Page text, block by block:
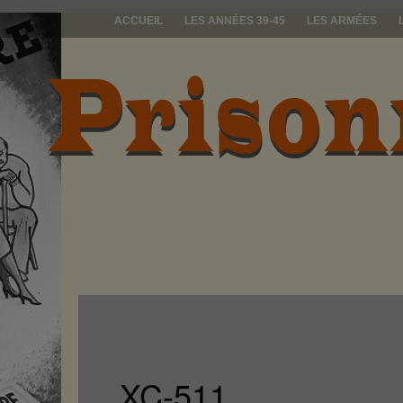
ACCUEIL LES ANNÉES 39-45 LES ARMÉES
prisonniers